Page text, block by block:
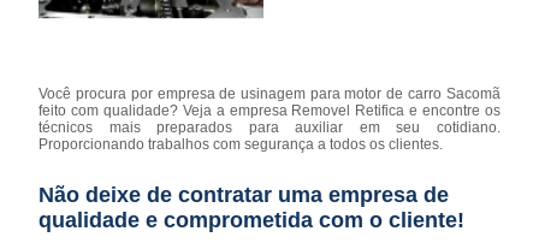
Você procura por empresa de usinagem para motor de carro Sacomã
feito com qualidade? Veja a empresa Removel Retifica e encontre os
técnicos mais preparados para auxiliar em seu cotidiano.
Proporcionando trabalhos com segurança a todos os clientes.
Não deixe de contratar uma empresa de
qualidade e comprometida com o cliente!